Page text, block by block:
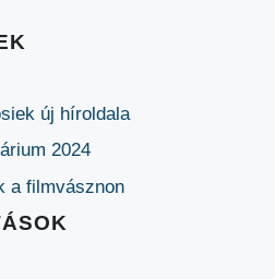
új híroldala
2024
a filmvásznon